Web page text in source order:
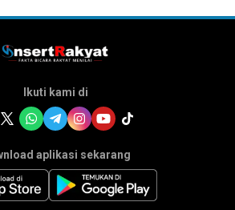
Ikuti kami di
aplikasi sekarang